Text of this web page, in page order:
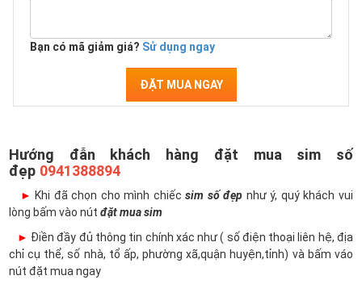
Bạn có mã giảm giá? Sử dụng ngay
ĐẶT MUA NGAY
Hướng đẫn khách hàng đặt mua sim số
đẹp 0941388894
► Khi đã chọn cho mình chiếcsim số đẹp như ý, quý khách vui
lòng bấm vào nút đặt mua sim
► Điền đầy đủ thông tin chính xác như ( số điện thoại liên hệ, địa
chỉ cụ thể, số nhà, tổ ấp, phường xã,quận huyện,tỉnh) và bấm váo
nút đặt mua ngay